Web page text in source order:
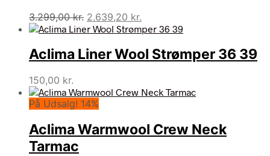
3.299,00kr. Den
oprindelige
var:
3.299,00 kr..
2.639,20 kr.
aktuelle
er:
2.639,20 kr..
Aclima Liner Wool Strømper 36 39
150,00 kr.
På Udsalg! 14%
Aclima Warmwool Crew Neck
Tarmac